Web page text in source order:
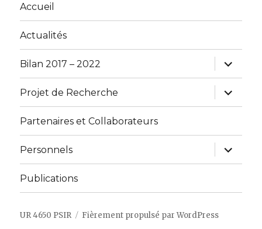
Accueil
Actualités
Bilan 2017 – 2022
ouvrir
le
sous-
menu
Projet de Recherche
ouvrir
le
sous-
Partenaires et Collaborateurs
Personnels
ouvrir
le
sous-
Publications
UR 4650 PSIR Fièrement propulsé par WordPress